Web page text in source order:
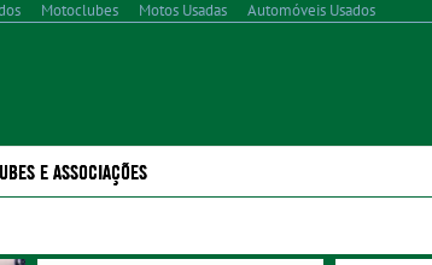
Motoclubes Motos Usadas Automóveis Usados
E ASSOCIAÇÕES